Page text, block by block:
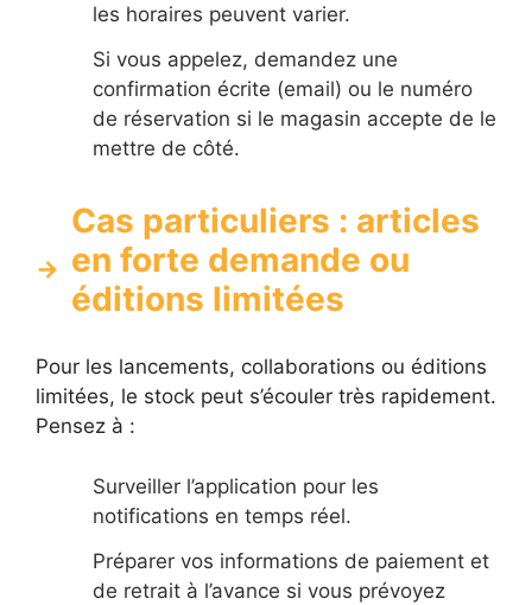
les horaires peuvent varier.
Si vous appelez, demandez une
confirmation écrite (email) ou le numéro
de réservation si le magasin accepte de le
mettre de côté.
Cas particuliers : articles
en forte demande ou
éditions limitées
Pour les lancements, collaborations ou éditions
limitées, le stock peut s’écouler très rapidement.
Pensez à :
Surveiller l’application pour les
notifications en temps réel.
Préparer vos informations de paiement et
de retrait à l’avance si vous prévoyez